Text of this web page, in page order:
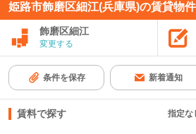
姫路市飾磨区細江(兵庫県)の賃貸物
飾磨区細江
変更する
条件を保存 新着通知
賃料で探す 指定な